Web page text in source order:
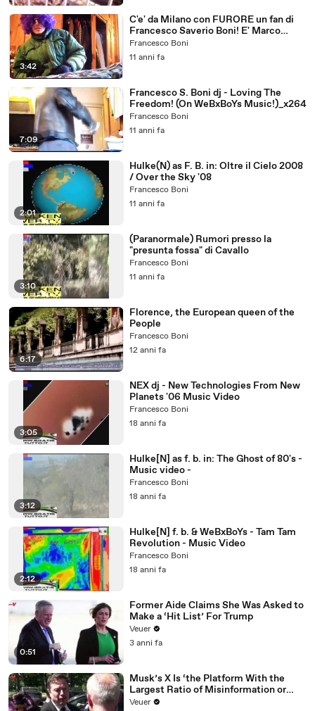
3:42
C'e' da Milano con FURORE un fan di
Francesco Saverio Boni! E' Marco
Brambilla!
Francesco Boni
11 anni fa
7:09
Francesco S. Boni dj - Loving The
Freedom! (On WeBxBoYs Music!)_x264
Francesco Boni
11 anni fa
2:01
Hulke(N) as F. B. in: Oltre il Cielo 2008
/ Over the Sky '08
Francesco Boni
11 anni fa
3:10
(Paranormale) Rumori presso la
"presunta fossa" di Cavallo
Francesco Boni
11 anni fa
6:17
Florence, the European queen of the
People
Francesco Boni
12 anni fa
3:05
NEX dj - New Technologies From New
Planets '06 Music Video
Francesco Boni
18 anni fa
3:12
Hulke[N] as f. b. in: The Ghost of 80's -
Music video -
Francesco Boni
18 anni fa
2:12
Hulke[N] f. b. & WeBxBoYs - Tam Tam
Revolution - Music Video
Francesco Boni
18 anni fa
0:51
Former Aide Claims She Was Asked to
Make a ‘Hit List’ For Trump
Veuer
3 anni fa
Musk’s X Is ‘the Platform With the
Largest Ratio of Misinformation or
Disinformation’ Amongst All Social
Veuer